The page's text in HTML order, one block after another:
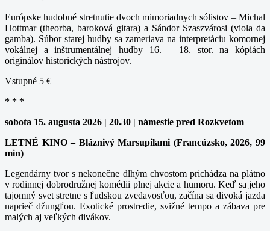
Európske hudobné stretnutie dvoch mimoriadnych sólistov – Michal
Hottmar (theorba, baroková gitara) a Sándor Szaszvárosi (viola da
gamba). Súbor starej hudby sa zameriava na interpretáciu komornej
vokálnej a inštrumentálnej hudby 16. – 18. stor. na kópiách
originálov historických nástrojov.
Vstupné 5 €
* * *
sobota 15. augusta 2026 | 20.30 | námestie pred Rozkvetom
LETNÉ KINO – Bláznivý Marsupilami (Francúzsko, 2026, 99
min)
Legendárny tvor s nekonečne dlhým chvostom prichádza na plátno
v rodinnej dobrodružnej komédii plnej akcie a humoru. Keď sa jeho
tajomný svet stretne s ľudskou zvedavosťou, začína sa divoká jazda
naprieč džungľou. Exotické prostredie, svižné tempo a zábava pre
malých aj veľkých divákov.